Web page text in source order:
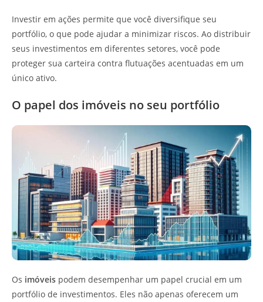
Investir em ações permite que você diversifique seu
portfólio, o que pode ajudar a minimizar riscos. Ao distribuir
seus investimentos em diferentes setores, você pode
proteger sua carteira contra flutuações acentuadas em um
único ativo.
O papel dos imóveis no seu portfólio
Os imóveis podem desempenhar um papel crucial em um
portfólio de investimentos. Eles não apenas oferecem um